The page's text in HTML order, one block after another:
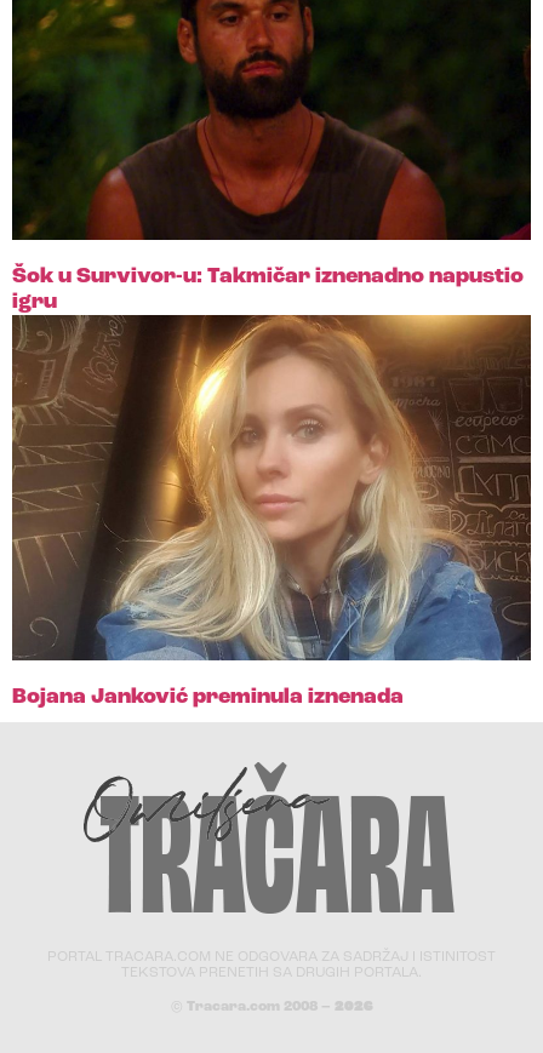
Šok u Survivor-u: Takmičar iznenadno napustio
igru
Bojana Janković preminula iznenada
PORTAL TRACARA.COM NE ODGOVARA ZA SADRŽAJ I ISTINITOST
TEKSTOVA PRENETIH SA DRUGIH PORTALA.
© Tracara.com 2008 – 2026